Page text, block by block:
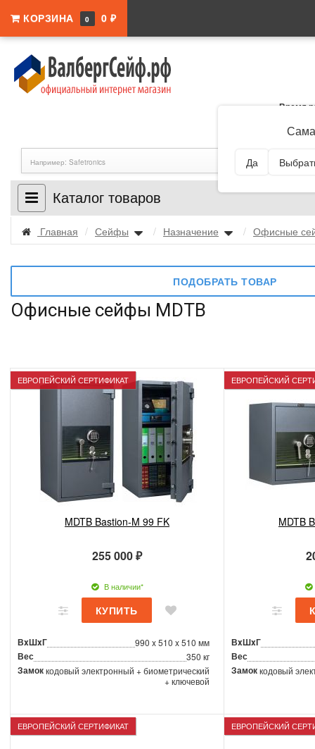
КОРЗИНА 0 0 ₽
Да
Время
Каталог товаров
Главная / Сейфы / Назначение / Офисные
ПОДОБРАТЬ ТОВАР
Офисные сейфы MDTB
ЕВРОПЕЙСКИЙ СЕРТИФИКАТ
MDTB Bastion-M 99 FK
255 000 ₽
В наличии*
ВxШxГ 990 x 510 x 510 мм
Вес 350 кг
Замоккодовый электронный + биометрический
+ ключевой
ЕВРОПЕЙСКИЙ
MDTB
ВxШxГ
Вес
Замоккодовый
ЕВРОПЕЙСКИЙ СЕРТИФИКАТ ЕВРОПЕЙСКИЙ